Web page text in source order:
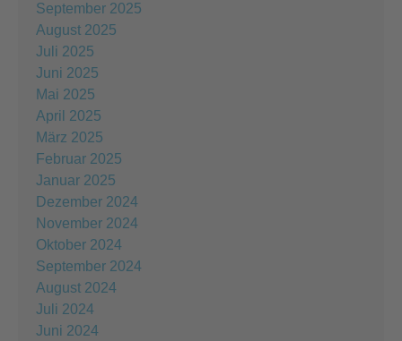
September 2025
August 2025
Juli 2025
Juni 2025
Mai 2025
April 2025
März 2025
Februar 2025
Januar 2025
Dezember 2024
November 2024
Oktober 2024
September 2024
August 2024
Juli 2024
Juni 2024